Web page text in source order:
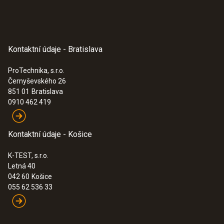
:0635 9430
401,00€
493,23€
Kontaktní údaje - Bratislava
ProTechnika, s.r.o.
Černyševského 26
851 01 Bratislava
0910 462 419
Kontaktní údaje - Košice
K-TEST, s.r.o.
Letná 40
042 60 Košice
055 62 536 33